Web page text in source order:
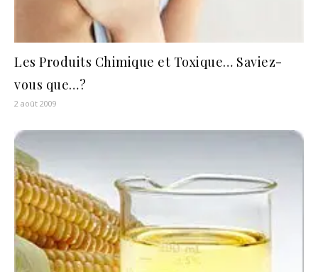
Les Produits Chimique et Toxique… Saviez-
vous que…?
2 août 2009